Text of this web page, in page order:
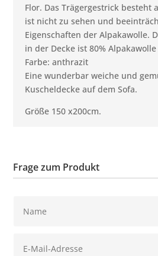
Flor. Das Trägergestrick besteht
ist nicht zu sehen und
Eigenschaften der Alpakawolle.
in der Decke ist 80%
Farbe: anthrazit
Eine wunderbar weiche und
Kuscheldecke auf dem Sofa.
Größe 150 x200cm.
Frage zum Produkt